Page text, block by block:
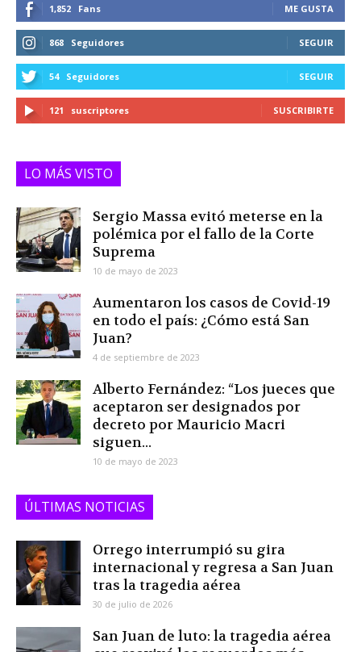
1,852 Fans ME GUSTA
868 Seguidores SEGUIR
54 Seguidores SEGUIR
121 suscriptores SUSCRIBIRTE
LO MÁS VISTO
Sergio Massa evitó meterse en la
polémica por el fallo de la Corte
Suprema
10 de mayo de 2023
Aumentaron los casos de Covid-19
en todo el país: ¿Cómo está San
Juan?
4 de septiembre de 2023
Alberto Fernández: “Los jueces que
aceptaron ser designados por
decreto por Mauricio Macri
siguen...
10 de mayo de 2023
ÚLTIMAS NOTICIAS
Orrego interrumpió su gira
internacional y regresa a San Juan
tras la tragedia aérea
30 de julio de 2026
San Juan de luto: la tragedia aérea